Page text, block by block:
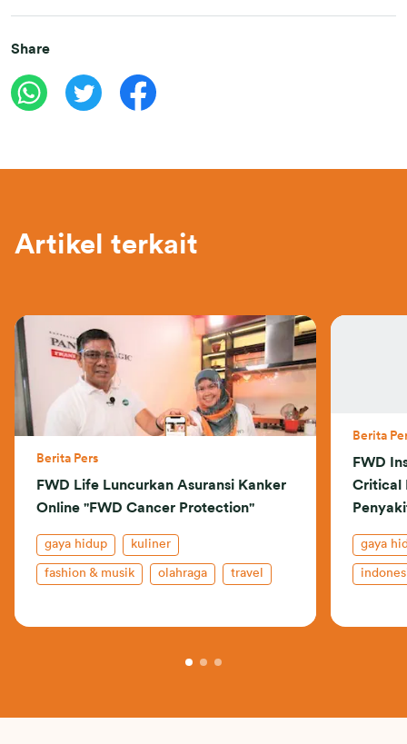
Share
Artikel terkait
Berita Pers
FWD Life Luncurkan Asuransi Kanker
Online "FWD Cancer Protection"
gaya hidup kuliner
fashion & musik olahraga travel
Berita
FWD
Critical
gaya